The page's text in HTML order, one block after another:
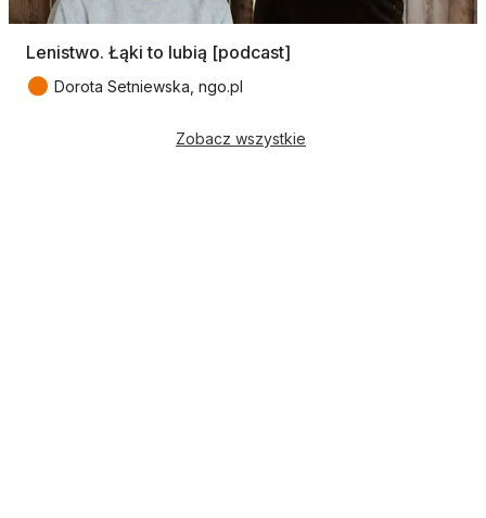
Lenistwo. Łąki to lubią [podcast]
● Dorota Setniewska, ngo.pl
Zobacz wszystkie